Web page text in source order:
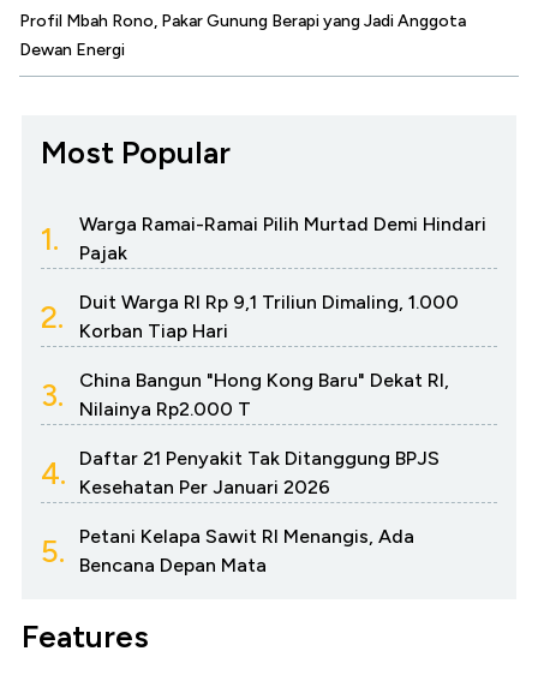
Profil Mbah Rono, Pakar Gunung Berapi yang Jadi Anggota
Dewan Energi
Most Popular
1.
Warga Ramai-Ramai Pilih Murtad Demi Hindari
Pajak
2.
Duit Warga RI Rp 9,1 Triliun Dimaling, 1.000
Korban Tiap Hari
3.
China Bangun "Hong Kong Baru" Dekat RI,
Nilainya Rp2.000 T
4.
Daftar 21 Penyakit Tak Ditanggung BPJS
Kesehatan Per Januari 2026
5.
Petani Kelapa Sawit RI Menangis, Ada
Bencana Depan Mata
Features